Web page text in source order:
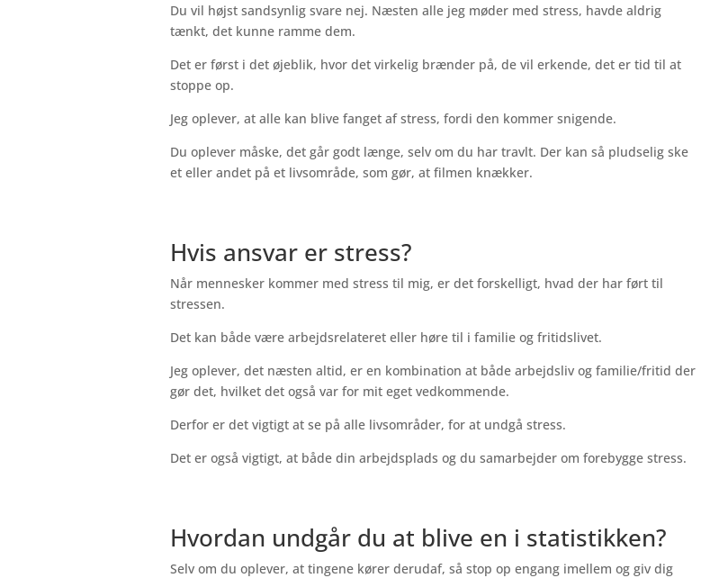
Du vil højst sandsynlig svare nej. Næsten alle jeg møder med stress, havde aldrig
tænkt, det kunne ramme dem.
Det er først i det øjeblik, hvor det virkelig brænder på, de vil erkende, det er tid til at
stoppe op.
Jeg oplever, at alle kan blive fanget af stress, fordi den kommer snigende.
Du oplever måske, det går godt længe, selv om du har travlt. Der kan så pludselig ske
et eller andet på et livsområde, som gør, at filmen knækker.
Hvis ansvar er stress?
Når mennesker kommer med stress til mig, er det forskelligt, hvad der har ført til
stressen.
Det kan både være arbejdsrelateret eller høre til i familie og fritidslivet.
Jeg oplever, det næsten altid, er en kombination at både arbejdsliv og familie/fritid der
gør det, hvilket det også var for mit eget vedkommende.
Derfor er det vigtigt at se på alle livsområder, for at undgå stress.
Det er også vigtigt, at både din arbejdsplads og du samarbejder om forebygge stress.
Hvordan undgår du at blive en i statistikken?
Selv om du oplever, at tingene kører derudaf, så stop op engang imellem og giv dig